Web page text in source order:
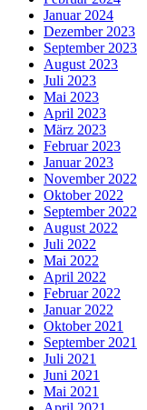
Januar 2024
Dezember 2023
September 2023
August 2023
Juli 2023
Mai 2023
April 2023
März 2023
Februar 2023
Januar 2023
November 2022
Oktober 2022
September 2022
August 2022
Juli 2022
Mai 2022
April 2022
Februar 2022
Januar 2022
Oktober 2021
September 2021
Juli 2021
Juni 2021
Mai 2021